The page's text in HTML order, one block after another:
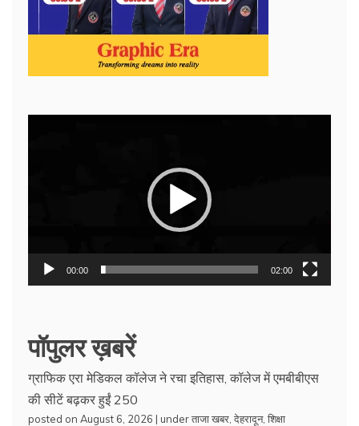
00:00 02:00
पॉपुलर ख़बरें
ग्राफिक एरा मेडिकल कॉलेज ने रचा इतिहास, कॉलेज में एमबीबीएस
की सीटें बढ़कर हुईं 250
posted on August 6, 2026 | underताजा खबर देहरादून, शिक्षा